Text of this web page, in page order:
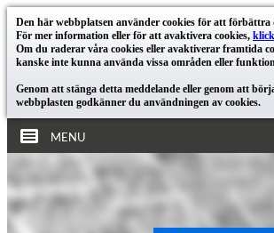
Den här webbplatsen använder cookies för att förbättra
För mer information eller för att avaktivera cookies,
Om du raderar våra cookies eller avaktiverar framtida
kanske inte kunna använda vissa områden eller
Genom att stänga detta meddelande eller genom att
webbplasten godkänner du användningen av cookies.
MENU